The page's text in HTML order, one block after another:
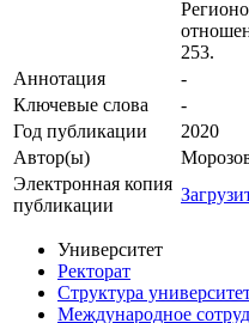
253.
Аннотация
-
Ключевые cлова
-
Год публикации
2020
Автор(ы)
Электронная копия
публикации
Университет
Ректорат
Структура
Международное